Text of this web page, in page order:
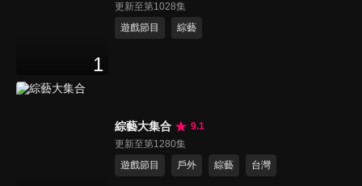
1
更新至第1028集
遊戲節目
綜藝
綜藝大集合
9.1
更新至第1280集
遊戲節目
戶外 綜藝 台灣